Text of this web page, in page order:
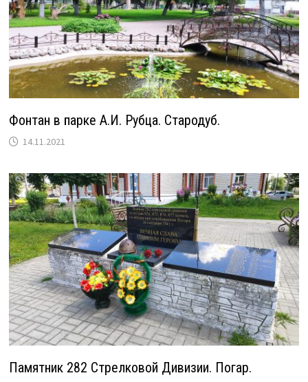
Фонтан в парке А.И. Рубца. Стародуб.
14.11.2021
Памятник 282 Стрелковой Дивизии. Погар.